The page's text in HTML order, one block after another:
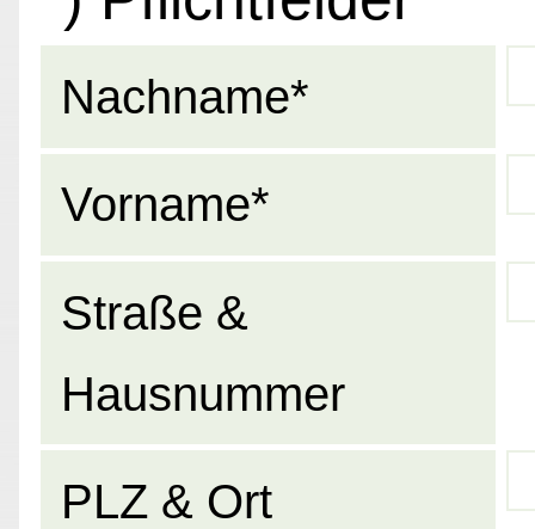
Nachname*
Vorname*
Straße &
Hausnummer
PLZ & Ort